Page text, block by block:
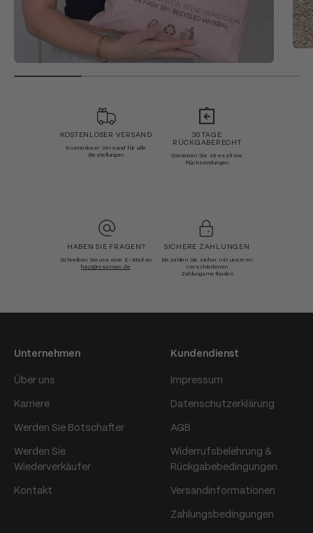
KOSTENLOSER VERSAND
Kostenloser Versand für alle
Bestellungen
30 TAGE
RÜCKGABERECHT
Genießen Sie stressfreie
Rücksendungen
HABEN SIE FRAGEN?
Schreiben Sie uns eine E-Mail an
hey@rosamae.de
SICHERE ZAHLUNGEN
Bezahlen Sie sicher mit unseren
verschiedenen
Zahlungsmethoden
Unternehmen
Über uns
Karriere
Werden Sie Botschafter
Werden Sie
Wiederverkäufer
Kontakt
Kundendienst
Impressum
Datenschutzerklärung
AGB
Widerrufsbelehrung &
Rückgabebedingungen
Versandinformationen
Zahlungsbedingungen